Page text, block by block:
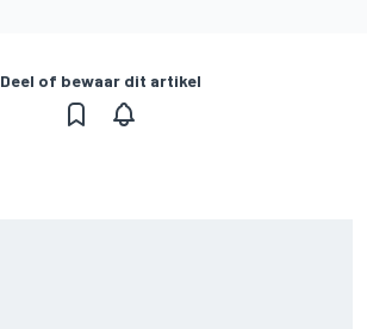
Deel of bewaar dit artikel